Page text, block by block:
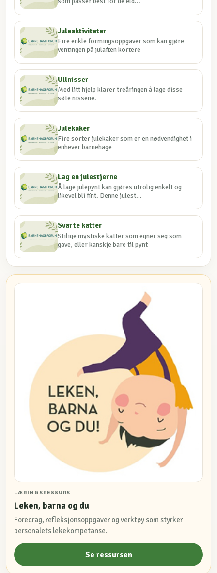
Juleaktiviteter
Fire enkle formingsoppgaver som kan gjøre
ventingen på julaften kortere
Ullnisser
Med litt hjelp klarer treåringen å lage disse
søte nissene.
Julekaker
Fire sorter julekaker som er en nødvendighet i
enhever barnehage
Lag en julestjerne
Å lage julepynt kan gjøres utrolig enkelt og
likevel bli fint. Denne julest...
Svarte katter
Stilige mystiske katter som egner seg som
gave, eller kanskje bare til pynt
LÆRINGSRESSURS
Leken, barna og du
Foredrag, refleksjonsoppgaver og verktøy som styrker
personalets lekekompetanse.
Se ressursen